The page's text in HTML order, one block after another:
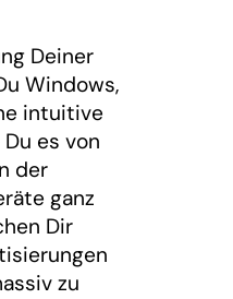
Deiner
Windows,
intuitive
es von
der
ganz
Dir
zu